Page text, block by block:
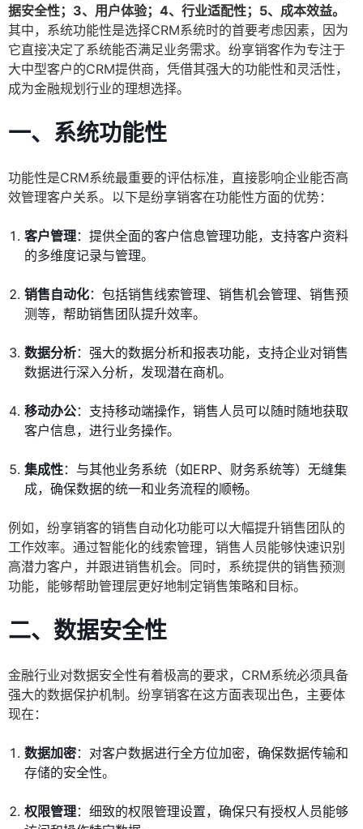
据安全性；3、用户体验；4、行业适配性；5、成本效益。
其中，系统功能性是选择CRM系统时的首要考虑因素，因为
它直接决定了系统能否满足业务需求。纷享销客作为专注于
大中型客户的CRM提供商，凭借其强大的功能性和灵活性，
成为金融规划行业的理想选择。
一、系统功能性
功能性是CRM系统最重要的评估标准，直接影响企业能否高
效管理客户关系。以下是纷享销客在功能性方面的优势：
客户管理：提供全面的客户信息管理功能，支持客户资料
的多维度记录与管理。
销售自动化：包括销售线索管理、销售机会管理、销售预
测等，帮助销售团队提升效率。
数据分析：强大的数据分析和报表功能，支持企业对销售
数据进行深入分析，发现潜在商机。
移动办公：支持移动端操作，销售人员可以随时随地获取
客户信息，进行业务操作。
集成性：与其他业务系统（如ERP、财务系统等）无缝集
成，确保数据的统一和业务流程的顺畅。
例如，纷享销客的销售自动化功能可以大幅提升销售团队的
工作效率。通过智能化的线索管理，销售人员能够快速识别
高潜力客户，并跟进销售机会。同时，系统提供的销售预测
功能，能够帮助管理层更好地制定销售策略和目标。
二、数据安全性
金融行业对数据安全性有着极高的要求，CRM系统必须具备
强大的数据保护机制。纷享销客在这方面表现出色，主要体
现在：
数据加密：对客户数据进行全方位加密，确保数据传输和
存储的安全性。
权限管理：细致的权限管理设置，确保只有授权人员能够